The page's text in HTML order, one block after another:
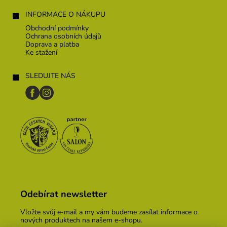
INFORMACE O NÁKUPU
Obchodní podmínky
Ochrana osobních údajů
Doprava a platba
Ke stažení
SLEDUJTE NÁS
Odebírat newsletter
Vložte svůj e-mail a my vám budeme zasílat informace o
nových produktech na našem e-shopu.